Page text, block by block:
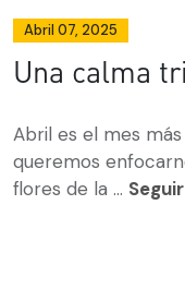
Abril 07, 2025
Una calma
Abril es el mes
queremos
flores de la ...